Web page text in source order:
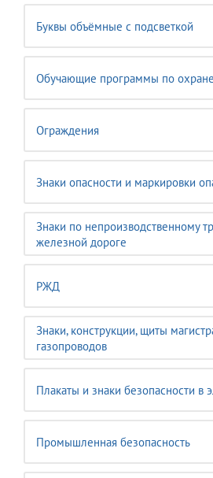
Буквы объёмные с подсветкой
Обучающие программы по
Ограждения
Знаки опасности и маркировки
Знаки по непроизводственному
железной дороге
РЖД
Знаки, конструкции, щиты
газопроводов
Плакаты и знаки безопасности в
Промышленная безопасность